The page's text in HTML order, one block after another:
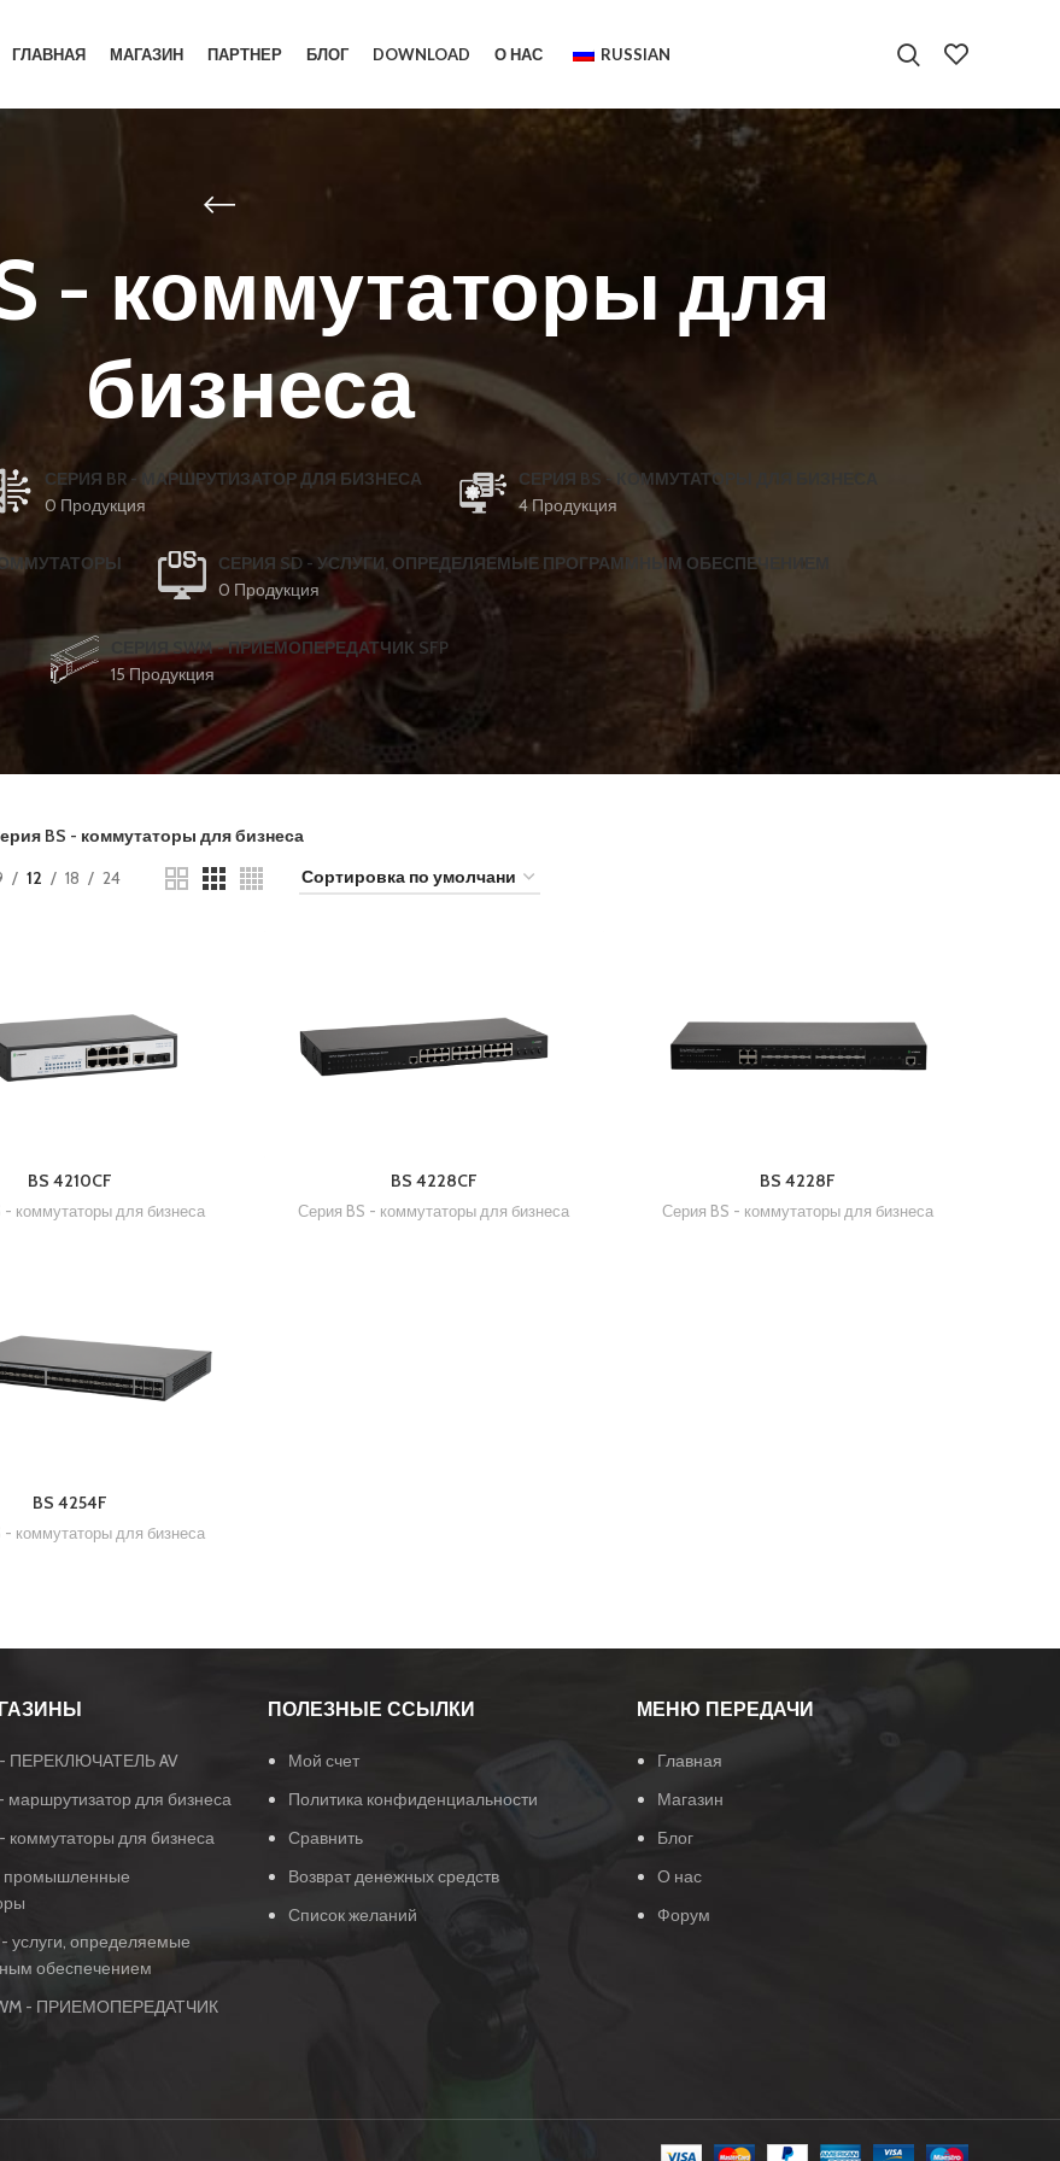
ГЛАВНАЯ МАГАЗИН ПАРТНЕР БЛОГ DOWNLOAD О НАС RUSSIAN
- коммутаторы для
бизнеса
СЕРИЯ BR - МАРШРУТИЗАТОР ДЛЯ БИЗНЕСА
0 Продукция
СЕРИЯ BS - КОММУТАТОРЫ ДЛЯ БИЗНЕСА
4 Продукция
СЕРИЯ SD - УСЛУГИ, ОПРЕДЕЛЯЕМЫЕ ПРОГРАММНЫМ ОБЕСПЕЧЕНИЕМ
0 Продукция
СЕРИЯ SWM - ПРИЕМОПЕРЕДАТЧИК SFP
15 Продукция
BS - коммутаторы для бизнеса
12 18 24
BS 4210CF
- коммутаторы для бизнеса
BS 4228CF
Серия BS - коммутаторы для бизнеса
BS 4228F
Серия BS - коммутаторы для бизнеса
BS 4254F
- коммутаторы для бизнеса
ПЕРЕКЛЮЧАТЕЛЬ AV
маршрутизатор для бизнеса
коммутаторы для бизнеса
промышленные
услуги, определяемые
обеспечением
- ПРИЕМОПЕРЕДАТЧИК
ПОЛЕЗНЫЕ ССЫЛКИ
Мой счет
Политика конфиденциальности
Сравнить
Возврат денежных средств
Список желаний
МЕНЮ ПЕРЕДАЧИ
Главная
Магазин
Блог
О нас
Форум